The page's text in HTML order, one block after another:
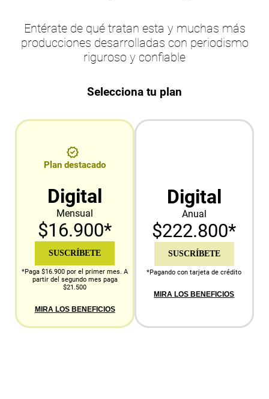
Entérate de qué tratan esta y muchas más
producciones desarrolladas con periodismo
riguroso y confiable
Selecciona tu plan
Plan destacado
Digital
Mensual
$16.900*
SUSCRÍBETE
*Paga $16.900 por el primer mes. A
partir del segundo mes paga
$21.500
MIRA LOS BENEFICIOS
Digital
Anual
$222.800*
SUSCRÍBETE
*Pagando con tarjeta de crédito
MIRA LOS BENEFICIOS